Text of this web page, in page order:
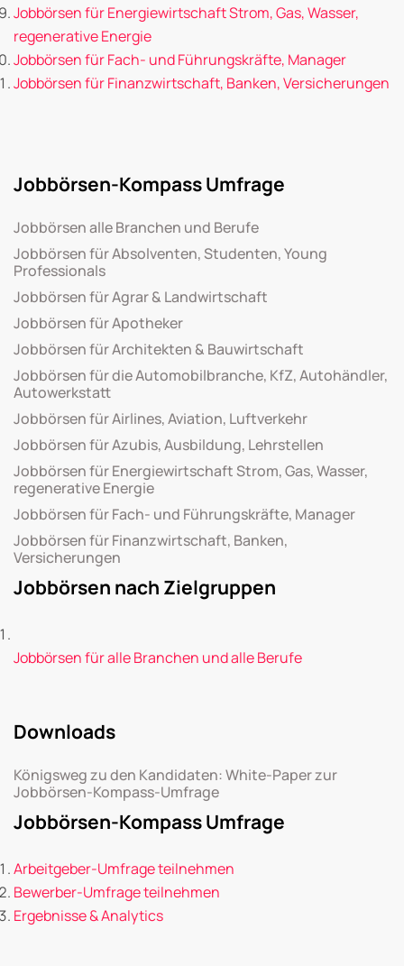
Jobbörsen für Energiewirtschaft Strom, Gas, Wasser,
regenerative Energie
Jobbörsen für Fach- und Führungskräfte, Manager
Jobbörsen für Finanzwirtschaft, Banken, Versicherungen
Jobbörsen-Kompass Umfrage
Jobbörsen alle Branchen und Berufe
Jobbörsen für Absolventen, Studenten, Young
Professionals
Jobbörsen für Agrar & Landwirtschaft
Jobbörsen für Apotheker
Jobbörsen für Architekten & Bauwirtschaft
Jobbörsen für die Automobilbranche, KfZ, Autohändler,
Autowerkstatt
Jobbörsen für Airlines, Aviation, Luftverkehr
Jobbörsen für Azubis, Ausbildung, Lehrstellen
Jobbörsen für Energiewirtschaft Strom, Gas, Wasser,
regenerative Energie
Jobbörsen für Fach- und Führungskräfte, Manager
Jobbörsen für Finanzwirtschaft, Banken,
Versicherungen
Jobbörsen nach Zielgruppen
Jobbörsen für alle Branchen und alle Berufe
Downloads
Königsweg zu den Kandidaten: White-Paper zur
Jobbörsen-Kompass-Umfrage
Jobbörsen-Kompass Umfrage
Arbeitgeber-Umfrage teilnehmen
Bewerber-Umfrage teilnehmen
Ergebnisse & Analytics